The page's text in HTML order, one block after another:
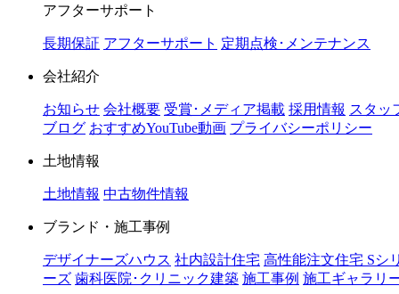
アフターサポート
長期保証 アフターサポート 定期点検･メンテナンス
会社紹介
お知らせ 会社概要 受賞･メディア掲載 採用情報 スタッ
ブログ おすすめYouTube動画 プライバシーポリシー
土地情報
土地情報 中古物件情報
ブランド・施工事例
デザイナーズハウス 社内設計住宅 高性能注文住宅 Sシ
ーズ 歯科医院･クリニック建築 施工事例 施工ギャラリ